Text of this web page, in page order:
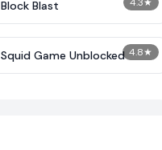
Block Blast
4.8★
Squid Game Unblocked